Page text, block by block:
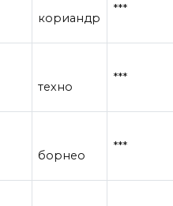
кориандр
***
техно
***
борнео
***